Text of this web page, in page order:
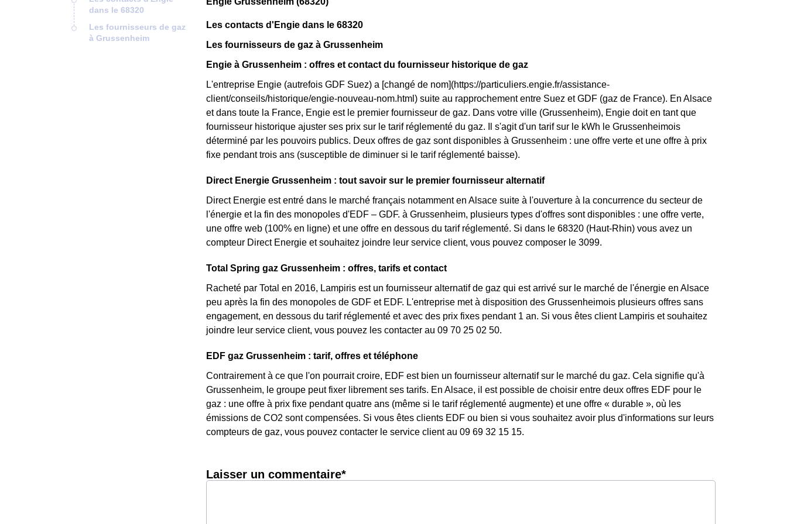
dans le 68320
Les fournisseurs de gaz
à Grussenheim
Les contacts d'Engie dans le 68320
Les fournisseurs de gaz à Grussenheim
Engie à Grussenheim : offres et contact du fournisseur historique de gaz
L'entreprise Engie (autrefois GDF Suez) a [changé de nom](https://particuliers.engie.fr/assistance-
client/conseils/historique/engie-nouveau-nom.html) suite au rapprochement entre Suez et GDF (gaz de France). En Alsace
et dans toute la France, Engie est le premier fournisseur de gaz. Dans votre ville (Grussenheim), Engie doit en tant que
fournisseur historique ajuster ses prix sur le tarif réglementé du gaz. Il s'agit d'un tarif sur le kWh le Grussenheimois
déterminé par les pouvoirs publics. Deux offres de gaz sont disponibles à Grussenheim : une offre verte et une offre à prix
fixe pendant trois ans (susceptible de diminuer si le tarif réglementé baisse).
Direct Energie Grussenheim : tout savoir sur le premier fournisseur alternatif
Direct Energie est entré dans le marché français notamment en Alsace suite à l'ouverture à la concurrence du secteur de
l'énergie et la fin des monopoles d'EDF – GDF. à Grussenheim, plusieurs types d'offres sont disponibles : une offre verte,
une offre web (100% en ligne) et une offre en dessous du tarif réglementé. Si dans le 68320 (Haut-Rhin) vous avez un
compteur Direct Energie et souhaitez joindre leur service client, vous pouvez composer le 3099.
Total Spring gaz Grussenheim : offres, tarifs et contact
Racheté par Total en 2016, Lampiris est un fournisseur alternatif de gaz qui est arrivé sur le marché de l'énergie en Alsace
peu après la fin des monopoles de GDF et EDF. L'entreprise met à disposition des Grussenheimois plusieurs offres sans
engagement, en dessous du tarif réglementé et avec des prix fixes pendant 1 an. Si vous êtes client Lampiris et souhaitez
joindre leur service client, vous pouvez les contacter au 09 70 25 02 50.
EDF gaz Grussenheim : tarif, offres et téléphone
Contrairement à ce que l'on pourrait croire, EDF est bien un fournisseur alternatif sur le marché du gaz. Cela signifie qu'à
Grussenheim, le groupe peut fixer librement ses tarifs. En Alsace, il est possible de choisir entre deux offres EDF pour le
gaz : une offre à prix fixe pendant quatre ans (même si le tarif réglementé augmente) et une offre « durable », où les
émissions de CO2 sont compensées. Si vous êtes clients EDF ou bien si vous souhaitez avoir plus d'informations sur leurs
compteurs de gaz, vous pouvez contacter le service client au 09 69 32 15 15.
Laisser un commentaire*